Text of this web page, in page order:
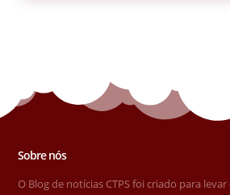
Sobre nós
O Blog de notícias CTPS foi criado para